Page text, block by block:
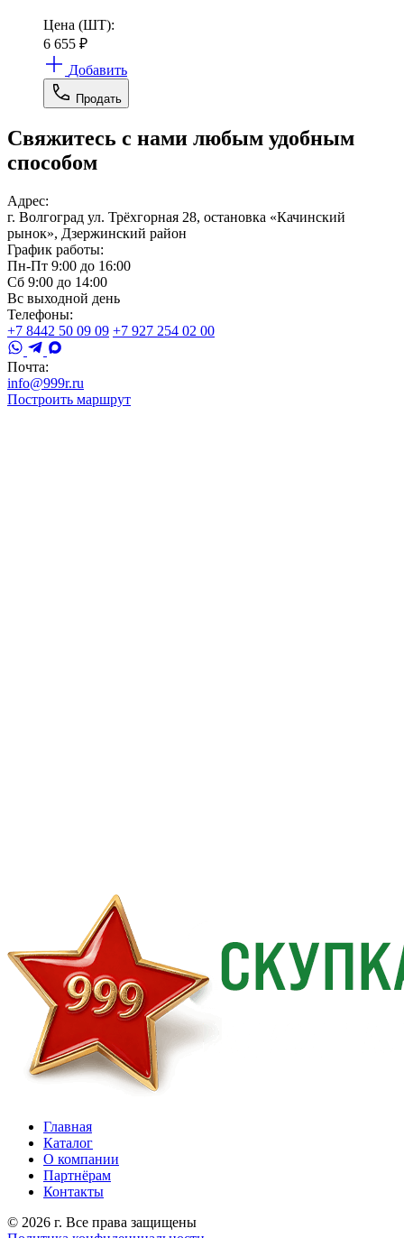
Цена (ШТ):
6 655 ₽
Добавить
Продать
Свяжитесь с нами любым удобным
способом
Адрес:
г. Волгоград ул. Трёхгорная 28, остановка «Качинский
рынок», Дзержинский район
График работы:
Пн-Пт 9:00 до 16:00
Сб 9:00 до 14:00
Вс выходной день
Телефоны:
+7 8442 50 09 09 +7 927 254 02 00
Почта:
info@999r.ru
Построить маршрут
Главная
Каталог
О компании
Партнёрам
Контакты
© 2026 г. Все права защищены